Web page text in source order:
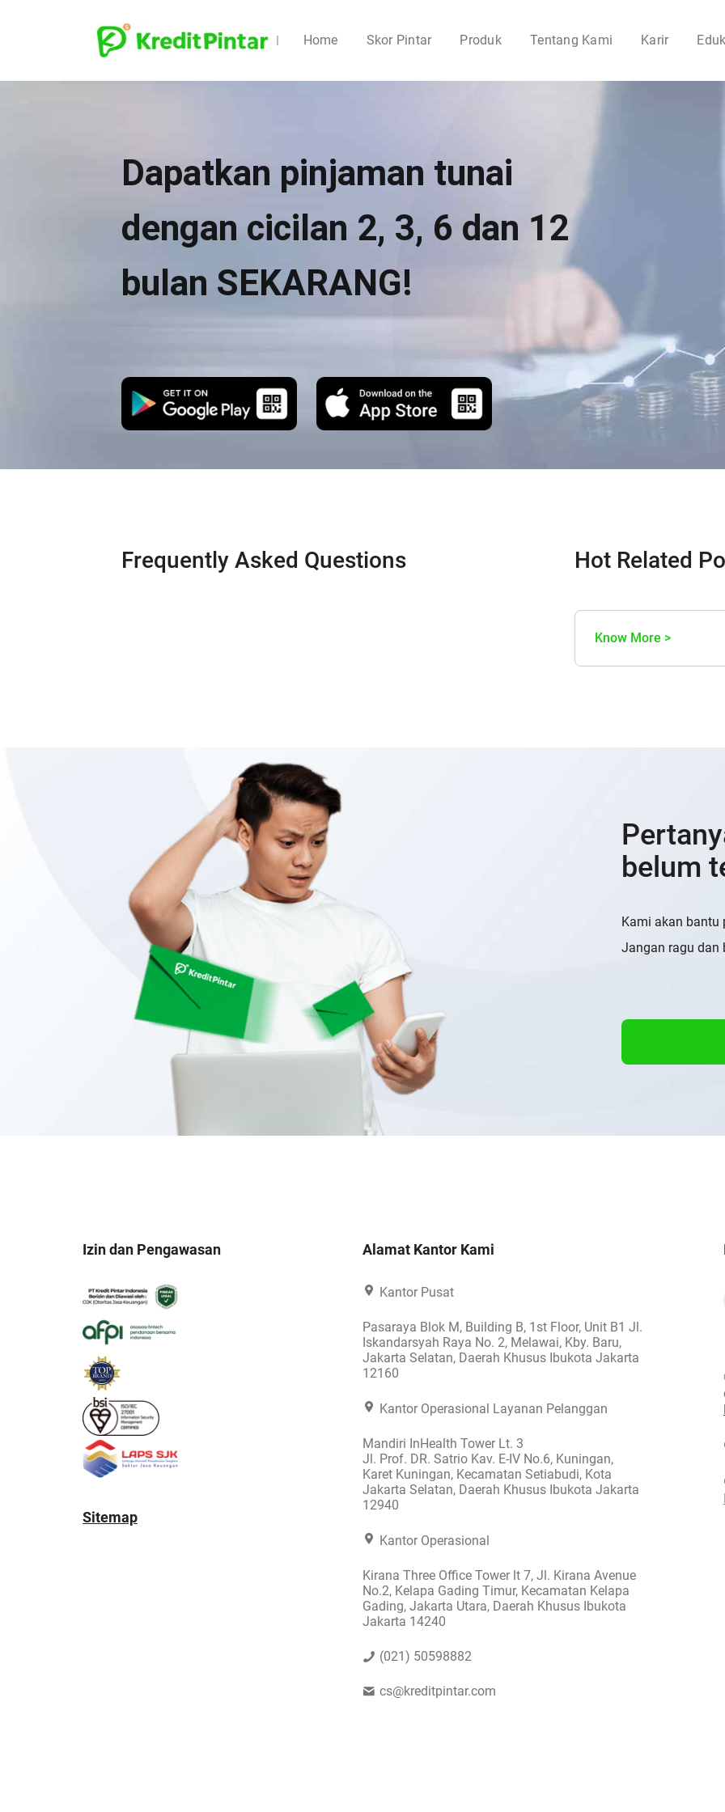
Home Skor Pintar Produk Tentang Kami Karir
Dapatkan pinjaman tunai
dengan cicilan 2, 3, 6 dan 12
bulan SEKARANG!
Frequently Asked Questions Hot Related
Know More >
belum
Kami akan bantu
Jangan ragu dan
Izin dan Pengawasan
Sitemap
Alamat Kantor Kami
Kantor Pusat
Pasaraya Blok M, Building B, 1st Floor, Unit B1 Jl.
Iskandarsyah Raya No. 2, Melawai, Kby. Baru,
Jakarta Selatan, Daerah Khusus Ibukota Jakarta
12160
Kantor Operasional Layanan Pelanggan
Mandiri InHealth Tower Lt. 3
Jl. Prof. DR. Satrio Kav. E-IV No.6, Kuningan,
Karet Kuningan, Kecamatan Setiabudi, Kota
Jakarta Selatan, Daerah Khusus Ibukota Jakarta
12940
Kantor Operasional
Kirana Three Office Tower lt 7, Jl. Kirana Avenue
No.2, Kelapa Gading Timur, Kecamatan Kelapa
Gading, Jakarta Utara, Daerah Khusus Ibukota
Jakarta 14240
(021) 50598882
cs@kreditpintar.com